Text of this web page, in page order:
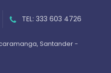
TEL: 333 603 4726
Santander -